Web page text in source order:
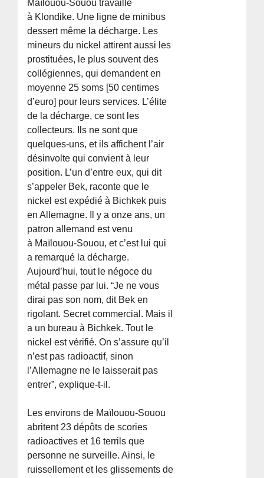
Maïlouou-Souou travaille
à Klondike. Une ligne de minibus
dessert même la décharge. Les
mineurs du nickel attirent aussi les
prostituées, le plus souvent des
collégiennes, qui demandent en
moyenne 25 soms [50 centimes
d’euro] pour leurs services. L’élite
de la décharge, ce sont les
collecteurs. Ils ne sont que
quelques-uns, et ils affichent l’air
désinvolte qui convient à leur
position. L’un d’entre eux, qui dit
s’appeler Bek, raconte que le
nickel est expédié à Bichkek puis
en Allemagne. Il y a onze ans, un
patron allemand est venu
à Maïlouou-Souou, et c’est lui qui
a remarqué la décharge.
Aujourd’hui, tout le négoce du
métal passe par lui. “Je ne vous
dirai pas son nom, dit Bek en
rigolant. Secret commercial. Mais il
a un bureau à Bichkek. Tout le
nickel est vérifié. On s’assure qu’il
n’est pas radioactif, sinon
l’Allemagne ne le laisserait pas
entrer”, explique-t-il.
Les environs de Maïlouou-Souou
abritent 23 dépôts de scories
radioactives et 16 terrils que
personne ne surveille. Ainsi, le
ruissellement et les glissements de